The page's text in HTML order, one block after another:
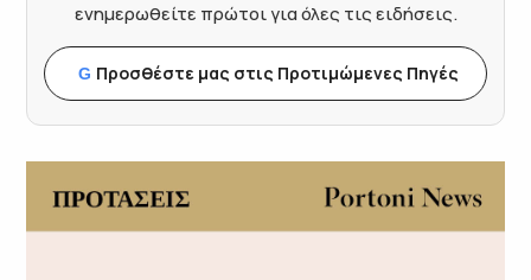
ενημερωθείτε πρώτοι για όλες τις ειδήσεις.
G Προσθέστε μας στις Προτιμώμενες Πηγές